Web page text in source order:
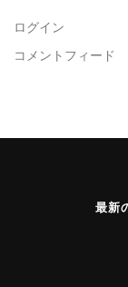
ログイン
コメントフィード
最新